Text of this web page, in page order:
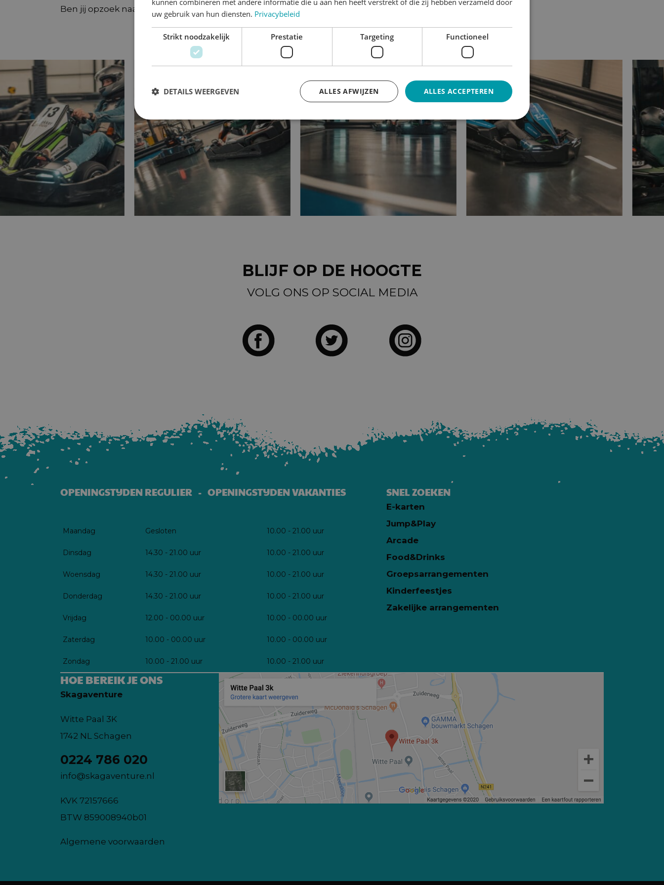
Ben jij opzoek naar een leuke uitdaging? Reserveer dan snel!
BOEK NU!
BLIJF OP DE HOOGTE
VOLG ONS OP SOCIAL MEDIA
OPENINGSTIJDEN REGULIER - OPENINGSTIJDEN VAKANTIES
Maandag Gesloten 10.00 - 21.00 uur
Dinsdag 14.30 - 21.00 uur 10.00 - 21.00 uur
Woensdag 14.30 - 21.00 uur 10.00 - 21.00 uur
Donderdag 14.30 - 21.00 uur 10.00 - 21.00 uur
Vrijdag 12.00 - 00.00 uur 10.00 - 00.00 uur
Zaterdag 10.00 - 00.00 uur 10.00 - 00.00 uur
Zondag 10.00 - 21.00 uur 10.00 - 21.00 uur
SNEL ZOEKEN
E-karten
Jump&Play
Arcade
Food&Drinks
Groepsarrangementen
Kinderfeestjes
Zakelijke arrangementen
HOE BEREIK JE ONS
Skagaventure
Witte Paal 3K
1742 NL Schagen
0224 786 020
info@skagaventure.nl
KVK 72157666
BTW 859008940b01
Algemene voorwaarden
uw gebruik van hun diensten. Privacybeleid
Strikt noodzakelijk Prestatie Targeting Functioneel
ALLES ACCEPTEREN
ALLES AFWIJZEN
DETAILS WEERGEVEN